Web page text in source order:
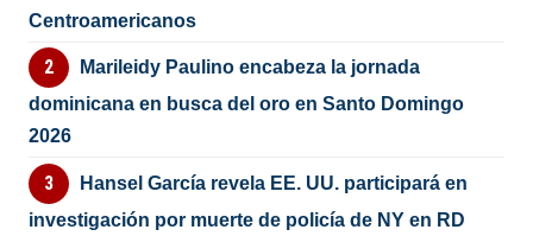
Centroamericanos
Marileidy Paulino encabeza la jornada
dominicana en busca del oro en Santo Domingo
2026
Hansel García revela EE. UU. participará en
investigación por muerte de policía de NY en RD